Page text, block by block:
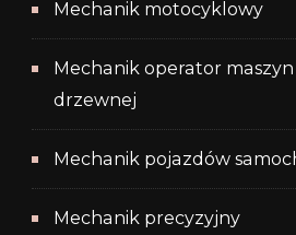
Mechanik motocyklowy
Mechanik operator
drzewnej
Mechanik pojazdów
Mechanik precyzyjny